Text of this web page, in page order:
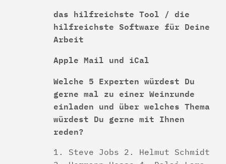
das hilfreichste Tool / die
hilfreichste Software für Deine
Arbeit
Apple Mail und iCal
Welche 5 Experten würdest Du
gerne mal zu einer Weinrunde
einladen und über welches Thema
würdest Du gerne mit Ihnen
reden?
1. Steve Jobs 2. Helmut Schmidt